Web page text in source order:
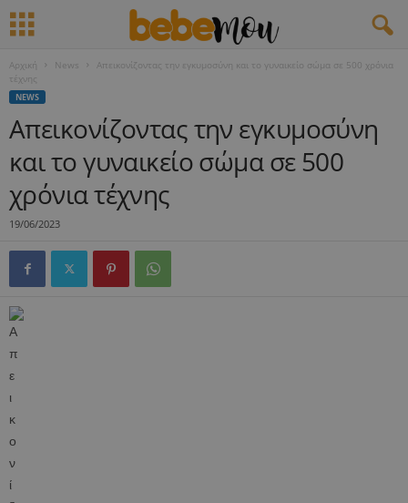
Αρχική News
Απεικονίζοντας την εγκυμοσύνη και το γυναικείο σώμα σε 500 χρόνια
τέχνης
NEWS
Απεικονίζοντας την εγκυμοσύνη
και το γυναικείο σώμα σε 500
χρόνια τέχνης
19/06/2023